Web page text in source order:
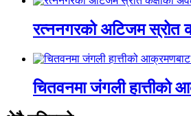
रत्ननगरको अटिजम स्रोत
चितवनमा जंगली हात्तीको